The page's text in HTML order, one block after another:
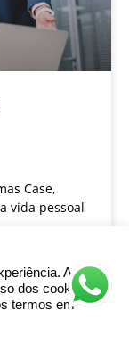
Case,
vida pessoal
Ao
dos cookies,
termos em